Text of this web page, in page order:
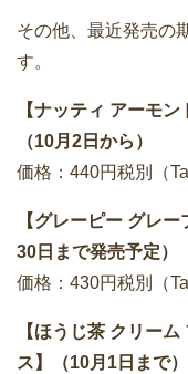
その他、最近発売の
す。
【ナッティ アーモ
（10月2日から）
価格：440円税別（
【グレーピー グレ
30日まで発売予定）
価格：430円税別（
【ほうじ茶 クリー
ス】（10月1日まで）